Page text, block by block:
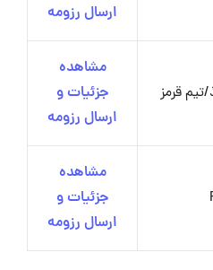
ارسال رزومه
قرمز
مشاهده
جزئیات و
ارسال رزومه
مشاهده
جزئیات و
ارسال رزومه